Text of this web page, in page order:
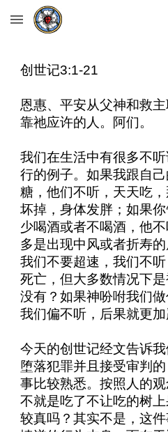
Skip to main content
创世记3:1-21
恩惠、平安从父神和救
靠祂应许的人。阿们。
我们在生活中有很多不
行的例子。如果我跟自
糖，他们不听，天天吃
坏掉，身体发胖；如果
少喝酒或者不喝酒，他
多是出现中风或者折寿
我们不要超速，我们不
死亡，但大多数情况下
没有？如果神吩咐我们
我们偏不听，后果就更加
今天的创世记经文告诉
堕落犯罪并且接受审判
事比较熟悉。按照人的
不就是吃了不让吃的树
较真吗？其实不是，这